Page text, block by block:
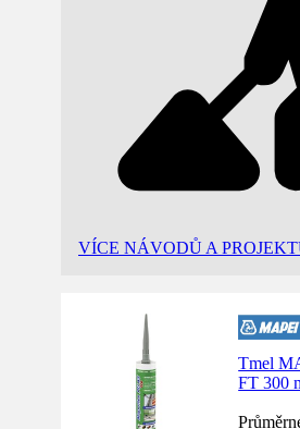
VÍCE NÁVODŮ A
Tmel
FT 300